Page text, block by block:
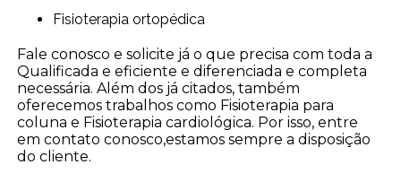
Fisioterapia ortopédica
Fale conosco e solicite já o que precisa com toda a
Qualificada e eficiente e diferenciada e completa
necessária. Além dos já citados, também
oferecemos trabalhos como Fisioterapia para
coluna e Fisioterapia cardiológica. Por isso, entre
em contato conosco,estamos sempre a disposição
do cliente.